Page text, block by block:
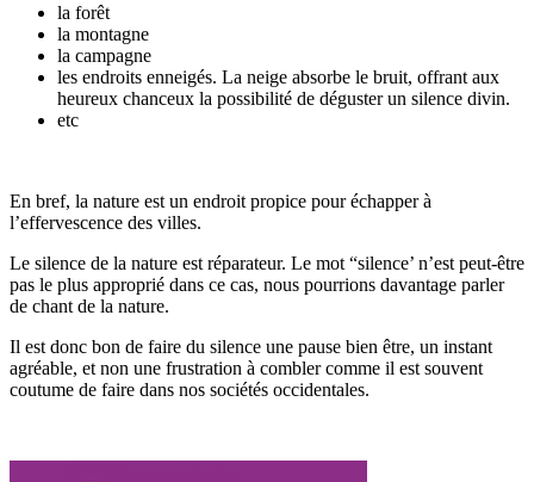
la forêt
la montagne
la campagne
les endroits enneigés. La neige absorbe le bruit, offrant aux
heureux chanceux la possibilité de déguster un silence divin.
etc
En bref, la nature est un endroit propice pour échapper à
l’effervescence des villes.
Le silence de la nature est réparateur. Le mot “silence’ n’est peut-être
pas le plus approprié dans ce cas, nous pourrions davantage parler
de chant de la nature.
Il est donc bon de faire du silence une pause bien être, un instant
agréable, et non une frustration à combler comme il est souvent
coutume de faire dans nos sociétés occidentales.